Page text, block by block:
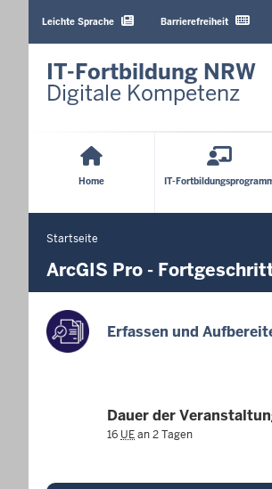
Sprachen
Leichte Sprache Barrierefreiheit
IT-Fortbildung NRW
Digitale Kompetenz
Hauptmenü
Home IT-
Sie
befinden
hier
Startseite
ArcGIS Pro -
Erfassen und
Dauer der
16 UEan 2 Tagen